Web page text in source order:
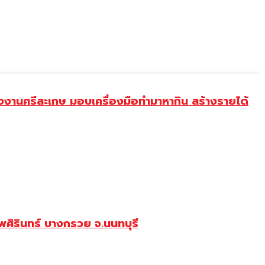
นศรีสะเกษ มอบเครื่องมือทำมาหากิน สร้างรายได้
ศิรินทร์ บางกรวย จ.นนทบุรี